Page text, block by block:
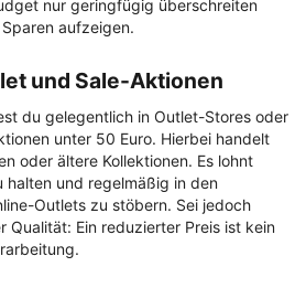
nur geringfügig überschreiten
aufzeigen.
und Sale-Aktionen
du gelegentlich in Outlet-Stores oder
unter 50 Euro. Hierbei handelt
oder ältere Kollektionen. Es lohnt
halten und regelmäßig in den
Outlets zu stöbern. Sei jedoch
Qualität: Ein reduzierter Preis ist kein